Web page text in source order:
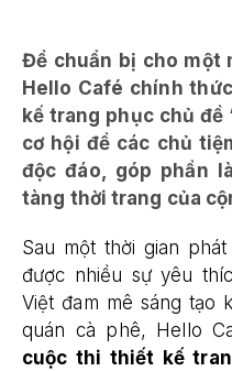
Để chuẩn bị cho một
Hello Café chính
kế trang phục chủ đề
cơ hội để các chủ
độc đáo, góp phần
tàng thời trang của
Sau một thời gian phát
được nhiều sự yêu
Việt đam mê sáng tạo
quán cà phê, Hello
cuộc thi thiết kế